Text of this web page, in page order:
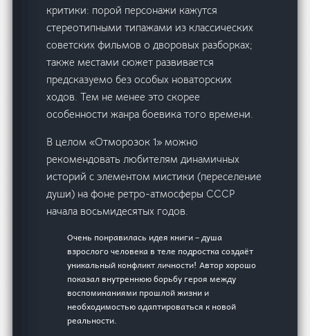
критики: порой персонажи кажутся
стереотипными типажами из классических
советских фильмов о дворовых разборках;
также местами сюжет развивается
предсказуемо без особых новаторских
ходов. Тем не менее это скорее
особенности жанра боевика того времени.
В целом «Отморозок 1» можно
рекомендовать любителям динамичных
историй с элементом мистики (переселение
души) на фоне ретро-атмосферы СССР
начала восьмидесятых годов.
Очень понравилась идея книги – душа
взрослого человека в теле подростка создаёт
уникальный конфликт личности! Автор хорошо
показал внутреннюю борьбу героя между
воспоминаниями прошлой жизни и
необходимостью адаптироваться к новой
реальности.